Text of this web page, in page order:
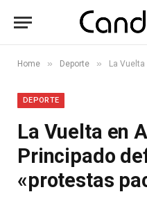
Home » Deporte » La Vuelta en
DEPORTE
La Vuelta en
Principado
«protestas